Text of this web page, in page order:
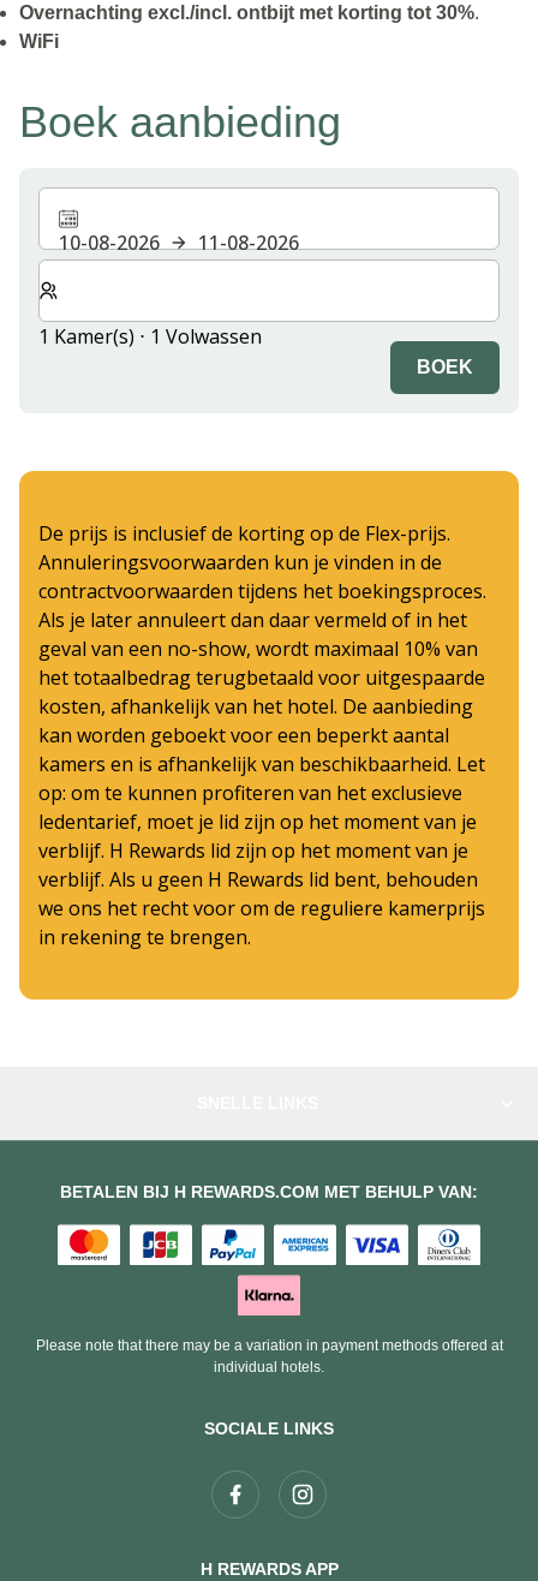
Overnachting excl./incl. ontbijt met korting tot 30%.
WiFi
Boek aanbieding
10-08-2026
11-08-2026
Selecteer het aantal kamers en gasten voor je verblijf
1 Kamer(s) ⋅ 1 Volwassen
BOEK
De prijs is inclusief de korting op de Flex-prijs.
Annuleringsvoorwaarden kun je vinden in de
contractvoorwaarden tijdens het boekingsproces.
Als je later annuleert dan daar vermeld of in het
geval van een no-show, wordt maximaal 10% van
het totaalbedrag terugbetaald voor uitgespaarde
kosten, afhankelijk van het hotel. De aanbieding
kan worden geboekt voor een beperkt aantal
kamers en is afhankelijk van beschikbaarheid. Let
op: om te kunnen profiteren van het exclusieve
ledentarief, moet je lid zijn op het moment van je
verblijf. H Rewards lid zijn op het moment van je
verblijf. Als u geen H Rewards lid bent, behouden
we ons het recht voor om de reguliere kamerprijs
in rekening te brengen.
SOCIALE LINKS
H REWARDS APP
BETALEN BIJ H REWARDS.COM MET BEHULP VAN:
Please note that there may be a variation in payment methods offered at
individual hotels.